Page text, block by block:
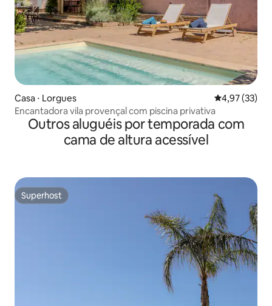
Casa ⋅ Lorgues 4,97 de uma
4,97 (33)
Encantadora vila provençal com piscina privativa
Outros aluguéis por temporada com
cama de altura acessível
Superhost
Superhost